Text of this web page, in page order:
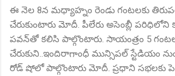
ఈ నెల 8న మధ్యాహ్నం రెండు గంటలకు
చేరుకుంటారు మోదీ. పీలేరు అసెంబ్లీ పరిధిలోని
పవన్‌తో కలిసి పాల్గొంటారు. సాయంత్రం 5
చేరుకుని..ఇందిరాగాంధీ మున్సిపల్‌ స్టేడియం
రోడ్‌ షోలో పాల్గొంటారు మోదీ. ప్రధాని సభలకు